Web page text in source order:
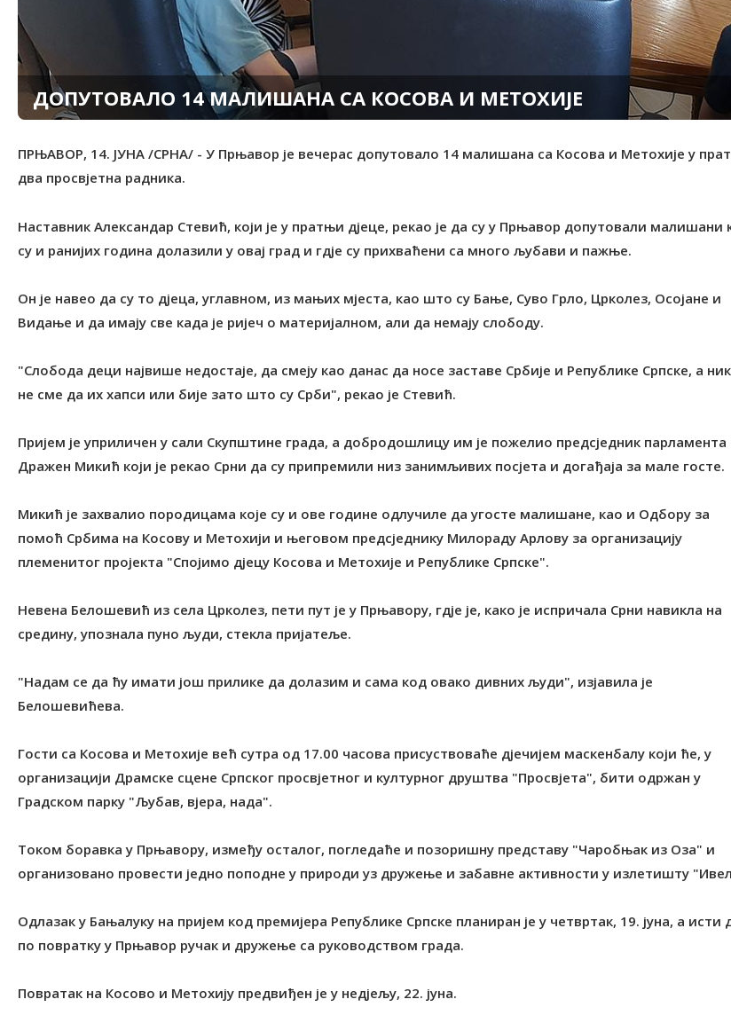
ДОПУТОВАЛО 14 МАЛИШАНА СА КОСОВА И МЕТОХИЈЕ
ПРЊАВОР, 14. ЈУНА /СРНА/ - У Прњавор је вечерас допутовало 14 малишана са Косова и Метохије у
два просвјетна радника.
Наставник Александар Стевић, који је у пратњи дјеце, рекао је да су у Прњавор допутовали малишани
су и ранијих година долазили у овај град и гдје су прихваћени са много љубави и пажње.
Он је навео да су то дјеца, углавном, из мањих мјеста, као што су Бање, Суво Грло, Црколез, Осојане и
Видање и да имају све када је ријеч о материјалном, али да немају слободу.
"Слобода деци највише недостаје, да смеју као данас да носе заставе Србије и Републике Српске, а
не сме да их хапси или бије зато што су Срби", рекао је Стевић.
Пријем је уприличен у сали Скупштине града, а добродошлицу им је пожелио предсједник парламента
Дражен Микић који је рекао Срни да су припремили низ занимљивих посјета и догађаја за мале госте.
Микић је захвалио породицама које су и ове године одлучиле да угосте малишане, као и Одбору за
помоћ Србима на Косову и Метохији и његовом предсједнику Милораду Арлову за организацију
племенитог пројекта "Спојимо дјецу Косова и Метохије и Републике Српске".
Невена Белошевић из села Црколез, пети пут је у Прњавору, гдје је, како је испричала Срни навикла на
средину, упознала пуно људи, стекла пријатеље.
"Надам се да ћу имати још прилике да долазим и сама код овако дивних људи", изјавила је
Белошевићева.
Гости са Косова и Метохије већ сутра од 17.00 часова присуствоваће дјечијем маскенбалу који ће, у
организацији Драмске сцене Српског просвјетног и културног друштва "Просвјета", бити одржан у
Градском парку "Љубав, вјера, нада".
Током боравка у Прњавору, између осталог, погледаће и позоришну представу "Чаробњак из Оза" и
организовано провести једно поподне у природи уз дружење и забавне активности у излетишту
Одлазак у Бањалуку на пријем код премијера Републике Српске планиран је у четвртак, 19. јуна, а исти
по повратку у Прњавор ручак и дружење са руководством града.
Повратак на Косово и Метохију предвиђен је у недјељу, 22. јуна.